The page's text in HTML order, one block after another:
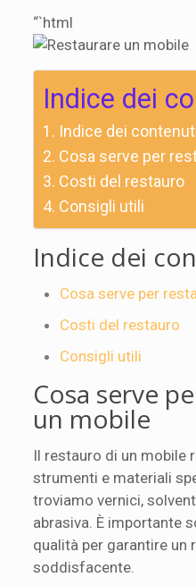
“`html
Indice dei
Indice dei
Cosa serve per
Costi del restauro
Consigli utili
Indice dei
Cosa serve per
Costi del restauro
Consigli utili
Cosa serve
un mobile
Il restauro di un mobile
strumenti e materiali
troviamo vernici,
abrasiva. È importante
qualità per garantire un
soddisfacente.